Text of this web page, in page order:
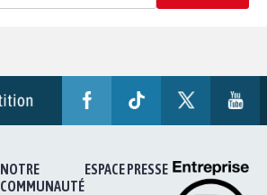
NOTRE
COMMUNAUTÉ
ESPACE PRESSE